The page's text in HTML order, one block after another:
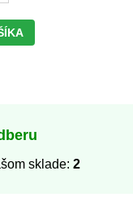
sklade: 2